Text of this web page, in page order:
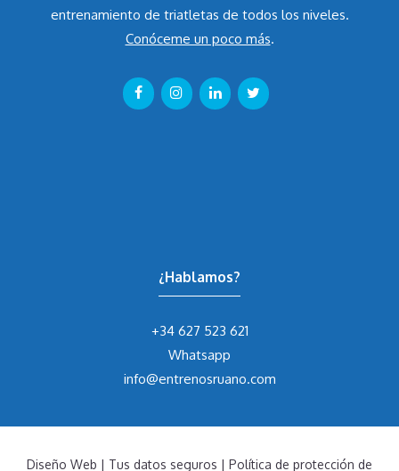
entrenamiento de triatletas de todos los niveles.
Conóceme un poco más.
¿Hablamos?
+34 627 523 621
Whatsapp
info@entrenosruano.com
Diseño Web | Tus datos seguros | Política de protección de